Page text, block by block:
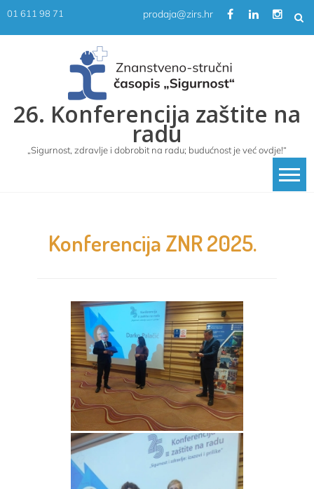
Skip01 611 98 71 prodaja@zirs.hr
26. Konferencija zaštite na
radu
„Sigurnost, zdravlje i dobrobit na radu; budućnost je već ovdje!“
Konferencija ZNR 2025.